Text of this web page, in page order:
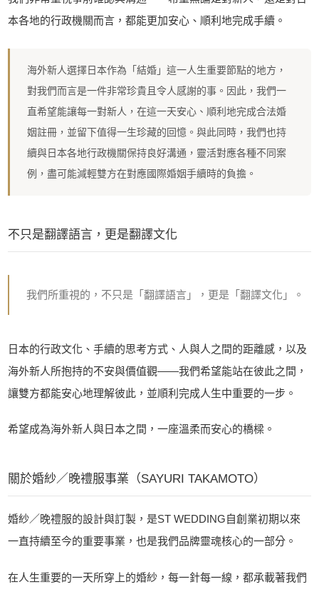
本各地的行政機關而言，都能更加安心、順利地完成手續。
海外新人選擇日本作為「結婚」這一人生重要節點的地方，
對我們而言是一件非常珍貴且令人感謝的事。因此，我們一
直希望能讓每一對新人，在這一天安心、順利地完成合法婚
姻註冊，並留下值得一生珍藏的回憶。與此同時，我們也持
續與日本各地行政機關保持良好溝通，靈活對應各種不同案
例，盡可能減輕雙方在對應國際婚姻手續時的負擔。
不只是翻譯語言，更是翻譯文化
我們所重視的，不只是「翻譯語言」，更是「翻譯文化」。
日本的行政文化、手續的思考方式、人與人之間的距離感，以及
海外新人所抱持的不安與價值觀——我們希望能站在彼此之間，
讓雙方都能安心地理解彼此，並順利完成人生中重要的一步。
希望成為海外新人與日本之間，一座溫柔而安心的橋樑。
關於婚紗／晚禮服事業（SAYURI TAKAMOTO）
婚紗／晚禮服的設計與訂製，是ST WEDDING自創業初期以來
一直持續至今的重要事業，也是我們品牌靈魂核心的一部分。
在人生重要的一天所穿上的婚紗，每一針每一線，都承載著我們